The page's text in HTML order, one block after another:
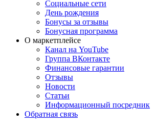
Социальные сети
День рождения
Бонусы за отзывы
Бонусная программа
О маркетплейсе
Канал на YouTube
Группа ВКонтакте
Финансовые гарантии
Отзывы
Новости
Статьи
Информационный посредник
Обратная связь